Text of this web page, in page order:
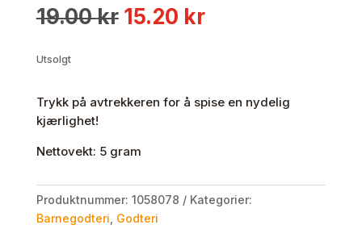
19.00kr Opprinnelig
15.20 krNåværende
Utsolgt
Trykk på avtrekkeren for å spise en nydelig
kjærlighet!
Nettovekt: 5 gram
Produktnummer: 1058078
Kategorier:
Barnegodteri Godteri